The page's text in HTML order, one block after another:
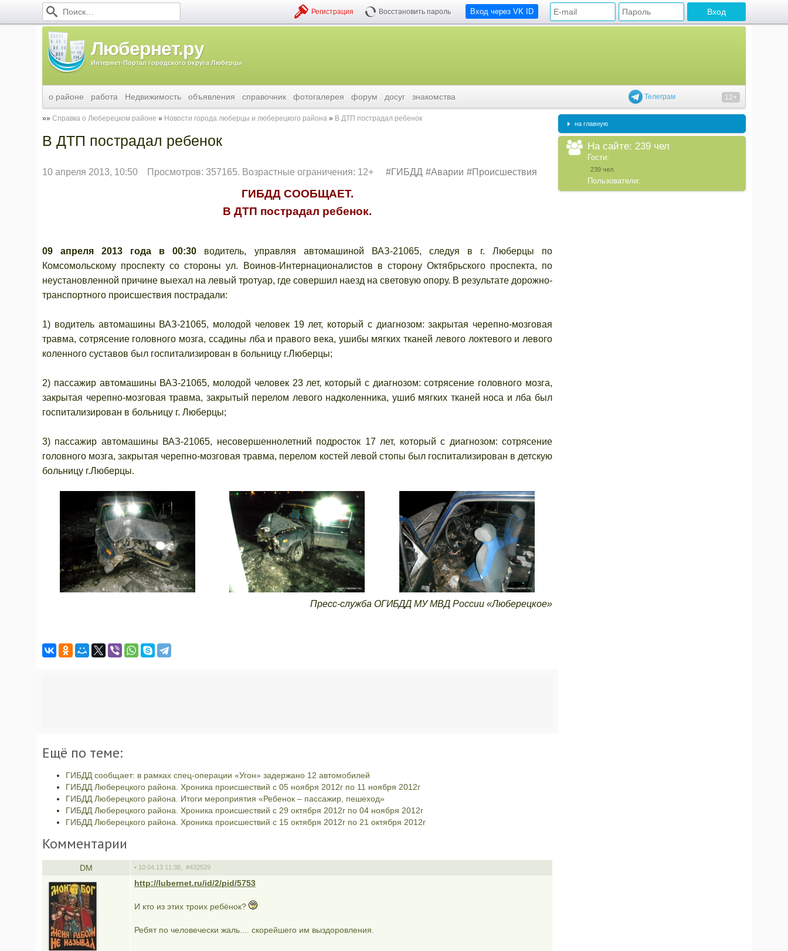
Вход через VK ID
Регистрация Восстановить пароль
Любернет.ру
Интернет-Портал городского округа Люберцы
Телеграм 12+
о районе работа Недвижимость объявления справочник фотогалерея форум досуг знакомства
Справка о Люберецком районе Новости города люберцы и люберецкого района В ДТП пострадал ребенок
В ДТП пострадал ребенок
10 апреля 2013, 10:50 Просмотров: 357165. Возрастные ограничения: 12+ ГИБДД Аварии Происшествия
ГИБДД СООБЩАЕТ.
В ДТП пострадал ребенок.
09 апреля 2013 года в 00:30 водитель, управляя автомашиной ВАЗ-21065, следуя в г. Люберцы по
Комсомольскому проспекту со стороны ул. Воинов-Интернационалистов в сторону Октябрьского проспекта, по
неустановленной причине выехал на левый тротуар, где совершил наезд на световую опору. В результате дорожно-
транспортного происшествия пострадали:
1) водитель автомашины ВАЗ-21065, молодой человек 19 лет, который с диагнозом: закрытая черепно-мозговая
травма, сотрясение головного мозга, ссадины лба и правого века, ушибы мягких тканей левого локтевого и левого
коленного суставов был госпитализирован в больницу г.Люберцы;
2) пассажир автомашины ВАЗ-21065, молодой человек 23 лет, который с диагнозом: сотрясение головного мозга,
закрытая черепно-мозговая травма, закрытый перелом левого надколенника, ушиб мягких тканей носа и лба был
госпитализирован в больницу г. Люберцы;
3) пассажир автомашины ВАЗ-21065, несовершеннолетний подросток 17 лет, который с диагнозом: сотрясение
головного мозга, закрытая черепно-мозговая травма, перелом костей левой стопы был госпитализирован в детскую
больницу г.Люберцы.
Пресс-служба ОГИБДД МУ МВД России «Люберецкое»
Ещё по теме:
ГИБДД сообщает: в рамках спец-операции «Угон» задержано 12 автомобилей
ГИБДД Люберецкого района. Хроника происшествий с 05 ноября 2012г по 11 ноября 2012г
ГИБДД Люберецкого района. Итоги мероприятия «Ребенок – пассажир, пешеход»
ГИБДД Люберецкого района. Хроника происшествий с 29 октября 2012г по 04 ноября 2012г
ГИБДД Люберецкого района. Хроника происшествий с 15 октября 2012г по 21 октября 2012г
Комментарии
DM • 10.04.13 11:38, #432529
http://lubernet.ru/id/2/pid/5753
И кто из этих троих ребёнок?
Ребят по человечески жаль.... скорейшего им выздоровления.
на главную
На сайте: 239 чел
Гости:
239 чел.
Пользователи: